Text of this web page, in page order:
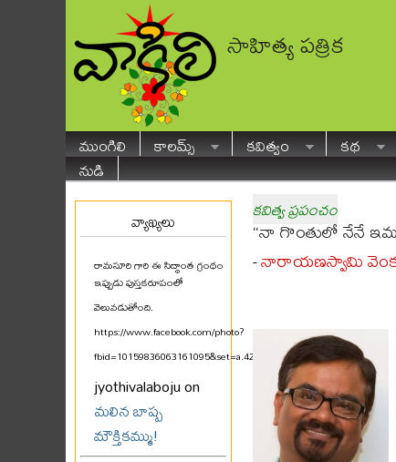
సాహిత్య పత్రిక
ముంగిలి కాలమ్స్ కవిత్వం కథ
నుడి
వ్యాఖ్యలు
రామసూరి గారి ఈ సిద్ధాంత గ్రంథం
ఇప్పుడు పుస్తకరూపంలో
వెలువడుతోంది.
https://www.facebook.com/photo?
fbid=10159836063161095&set=a.425580711094...
jyothivalaboju on
మలిన బాష్ప
మౌక్తికమ్ము!
కవిత్వ ప్రపంచం
“నా గొంతులో నేనే
-నారాయణస్వామి